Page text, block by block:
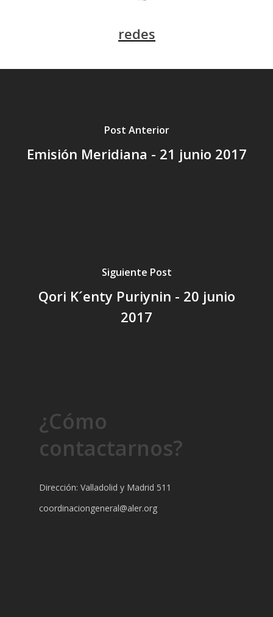
redes
Post Anterior
Emisión Meridiana - 21 junio 2017
Siguiente Post
Qori K´enty Puriynin - 20 junio
2017
¿Cómo
contactarnos?
Dirección: Valladolid y Madrid 511
coordinaciongeneral@aler.org